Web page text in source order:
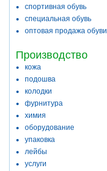
спортивная обувь
специальная обувь
оптовая продажа обуви
Производство
кожа
подошва
колодки
фурнитура
химия
оборудование
упаковка
лейбы
услуги